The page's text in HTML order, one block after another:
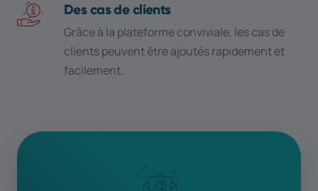
Des cas de clients
Grâce à la plateforme conviviale, les cas de
clients peuvent être ajoutés rapidement et
facilement.